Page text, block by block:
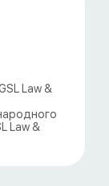
Law &
Law &